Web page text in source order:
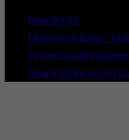
Newsletter
Mentions légales –
Protection des
Informations sur les